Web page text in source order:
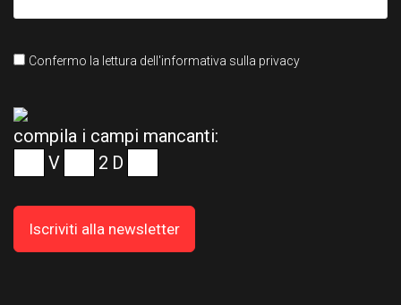
Confermo la lettura dell'informativa sulla privacy
compila i campi mancanti:
V
2 D